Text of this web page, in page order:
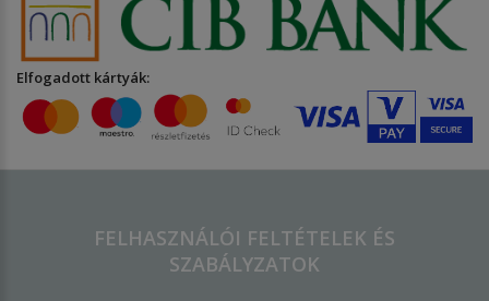
Elfogadott kártyák:
FELHASZNÁLÓI FELTÉTELEK ÉS
SZABÁLYZATOK